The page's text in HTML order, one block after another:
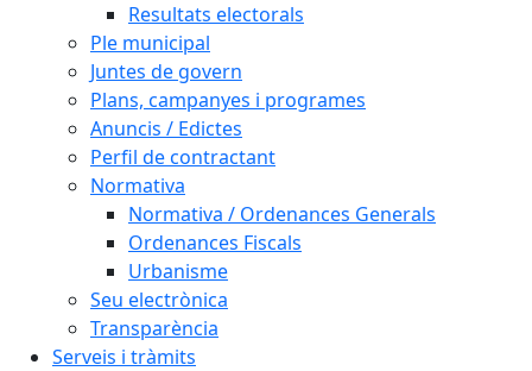
Resultats electorals
Ple municipal
Juntes de govern
Plans, campanyes i programes
Anuncis / Edictes
Perfil de contractant
Normativa
Normativa / Ordenances Generals
Ordenances Fiscals
Urbanisme
Seu electrònica
Transparència
Serveis i tràmits